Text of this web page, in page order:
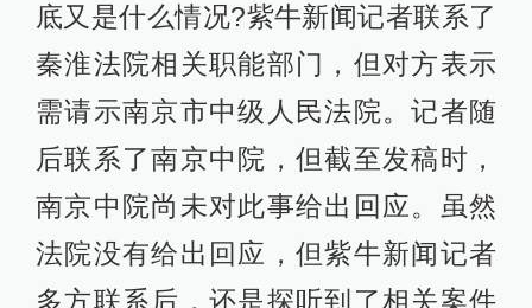
底又是什么情况?紫牛新闻记者联系了
秦淮法院相关职能部门，但对方表示
需请示南京市中级人民法院。记者随
后联系了南京中院，但截至发稿时，
南京中院尚未对此事给出回应。虽然
法院没有给出回应，但紫牛新闻记者
多方联系后，还是探听到了相关案件